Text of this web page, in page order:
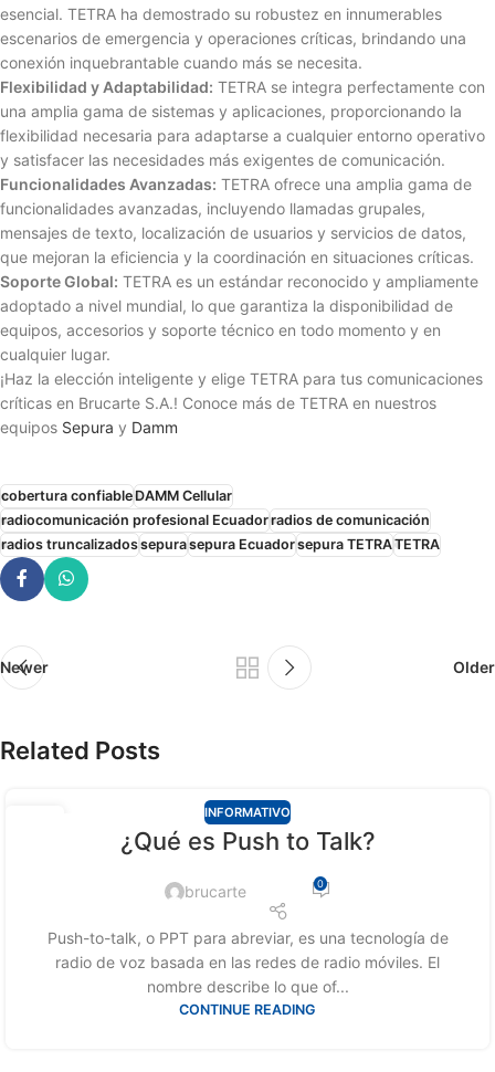
esencial. TETRA ha demostrado su robustez en innumerables
escenarios de emergencia y operaciones críticas, brindando una
conexión inquebrantable cuando más se necesita.
Flexibilidad y Adaptabilidad: TETRA se integra perfectamente con
una amplia gama de sistemas y aplicaciones, proporcionando la
flexibilidad necesaria para adaptarse a cualquier entorno operativo
y satisfacer las necesidades más exigentes de comunicación.
Funcionalidades Avanzadas: TETRA ofrece una amplia gama de
funcionalidades avanzadas, incluyendo llamadas grupales,
mensajes de texto, localización de usuarios y servicios de datos,
que mejoran la eficiencia y la coordinación en situaciones críticas.
Soporte Global: TETRA es un estándar reconocido y ampliamente
adoptado a nivel mundial, lo que garantiza la disponibilidad de
equipos, accesorios y soporte técnico en todo momento y en
cualquier lugar.
¡Haz la elección inteligente y elige TETRA para tus comunicaciones
críticas en Brucarte S.A.! Conoce más de TETRA en nuestros
equipos Sepura y Damm
cobertura confiableDAMM Cellular
radiocomunicación profesional Ecuadorradios de comunicación
radios truncalizadossepurasepura Ecuadorsepura TETRATETRA
Newer Older
Related Posts
INFORMATIVO
¿Qué es Push to Talk?
brucarte 0
Push-to-talk, o PPT para abreviar, es una tecnología de
radio de voz basada en las redes de radio móviles. El
nombre describe lo que of...
CONTINUE READING